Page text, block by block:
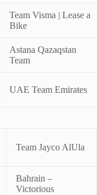
Team Visma | Lease a
Bike
Astana Qazaqstan
Team
UAE Team Emirates
Team Jayco AlUla
Bahrain –
Victorious